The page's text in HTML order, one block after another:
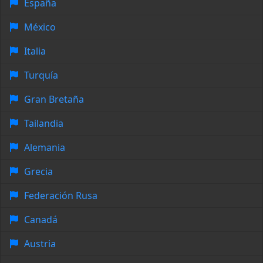
España
México
Italia
Turquía
Gran Bretaña
Tailandia
Alemania
Grecia
Federación Rusa
Canadá
Austria